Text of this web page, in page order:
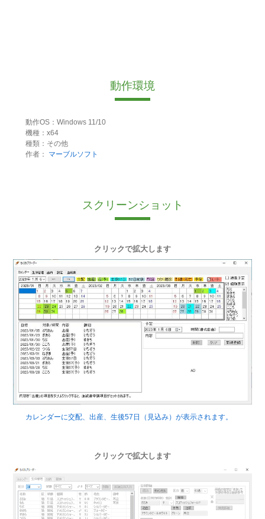
動作環境
動作OS：Windows 11/10
機種：x64
種類：その他
作者：
マーブルソフト
スクリーンショット
クリックで拡大します
カレンダーに交配、出産、生後57日（見込み）が表示されます。
クリックで拡大します